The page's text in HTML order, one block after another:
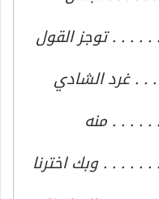
. . . . . توجز القول
. . غرد الشادي
. . . . منه
. . . . . وبك اخترنا